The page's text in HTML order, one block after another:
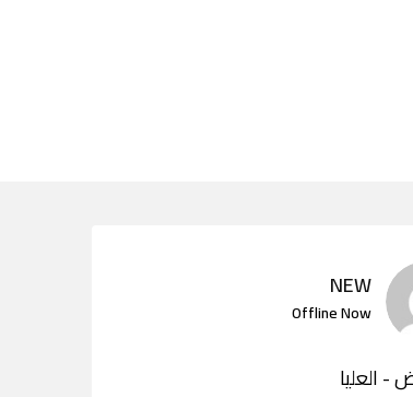
NEW
Offline Now
- العليا